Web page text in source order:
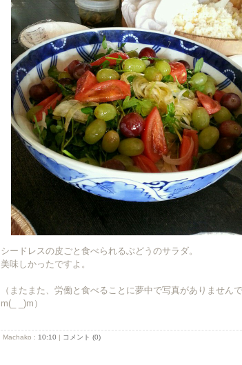
シードレスの皮ごと食べられるぶどうのサラダ。
美味しかったですよ。
（またまた、労働と食べることに夢中で写真がありません
m(_ _)m）
Machako : 10:10 | コメント (0)